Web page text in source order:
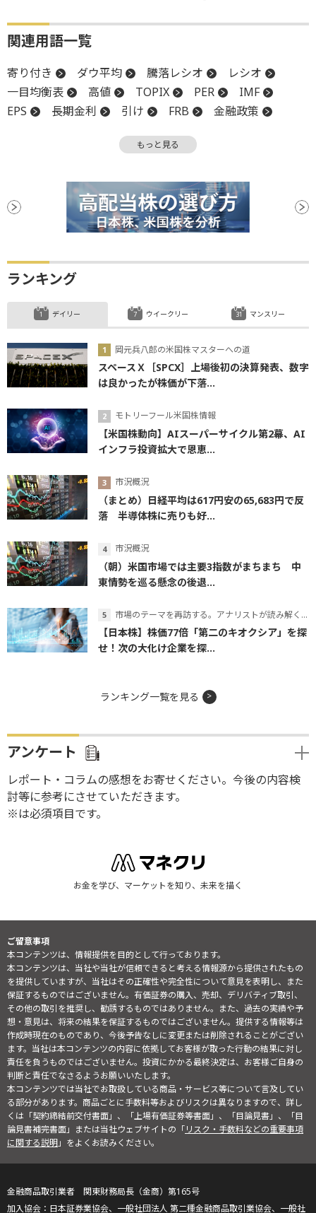
関連用語一覧
寄り付き ダウ平均 騰落レシオ
レシオ
一目均衡表
高値 TOPIX PER
IMF
EPS
長期金利 引け FRB
金融政策
もっと見る
ランキング
デイリー
岡元兵八郎の米国株マスターへの道
スペースＸ［SPCX］上場後初の決算発表、数字
は良かったが株価が下落...
モトリーフール米国株情報
【米国株動向】AIスーパーサイクル第2幕、AI
インフラ投資拡大で恩恵...
市況概況
（まとめ）日経平均は617円安の65,683円で反
落 半導体株に売りも好...
市況概況
（朝）米国市場では主要3指数がまちまち 中
東情勢を巡る懸念の後退...
市場のテーマを再訪する。アナリストが読み解くテーマの本質
【日本株】株価77倍「第二のキオクシア」を探
せ！次の大化け企業を探...
ウイークリー マンスリー
ランキング一覧を見る
アンケート
レポート・コラムの感想をお寄せください。今後の内容検
討等に参考にさせていただきます。
※は必須項目です。
お金を学び、マーケットを知り、未来を描く
ご留意事項
本コンテンツは、情報提供を目的として行っております。
本コンテンツは、当社や当社が信頼できると考える情報源から提供されたもの
を提供していますが、当社はその正確性や完全性について意見を表明し、また
保証するものではございません。有価証券の購入、売却、デリバティブ取引、
その他の取引を推奨し、勧誘するものではありません。また、過去の実績や予
想・意見は、将来の結果を保証するものではございません。提供する情報等は
作成時現在のものであり、今後予告なしに変更または削除されることがござい
ます。当社は本コンテンツの内容に依拠してお客様が取った行動の結果に対し
責任を負うものではございません。投資にかかる最終決定は、お客様ご自身の
判断と責任でなさるようお願いいたします。
本コンテンツでは当社でお取扱している商品・サービス等について言及してい
る部分があります。商品ごとに手数料等およびリスクは異なりますので、詳し
くは「契約締結前交付書面」、「上場有価証券等書面」、「目論見書」、「目
論見書補完書面」または当社ウェブサイトの「リスク・手数料などの重要事項
に関する説明」をよくお読みください。
金融商品取引業者 関東財務局長（金商）第165号
日本証券業協会、一般社団法人 第二種金融商品取引業協会、一般社